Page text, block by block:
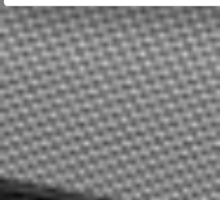
Kontakt
Centrala
Telefon: 58 309 03 07
E-mail: kontakt@dks.pl
Dział Obsługi Klienta
Telefon: 58 350 66 05
E-mail: serwis@dks.pl
Szybkie menu
O nas